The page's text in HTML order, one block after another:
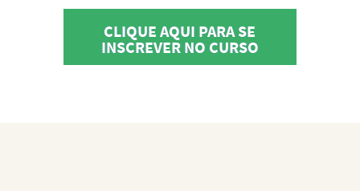
CLIQUE AQUI PARA SE
INSCREVER NO CURSO